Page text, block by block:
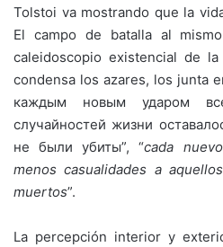
Tolstoi va mostrando que la
El campo de batalla al
caleidoscopio existencial de
condensa los azares, los junta
каждым новым ударом
случайностей жизни
не были убиты”, “cada
menos casualidades a
muertos”.
La percepción interior y